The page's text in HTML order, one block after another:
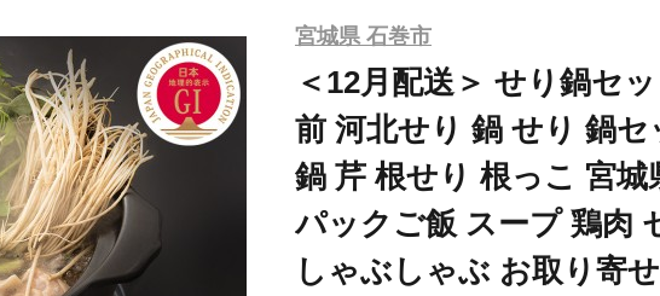
宮城県 石巻市
＜12月配送＞ せり鍋セ
前 河北せり 鍋 せり 鍋セ
鍋 芹 根せり 根っこ 宮城
パックご飯 スープ 鶏肉
しゃぶしゃぶ お取り寄